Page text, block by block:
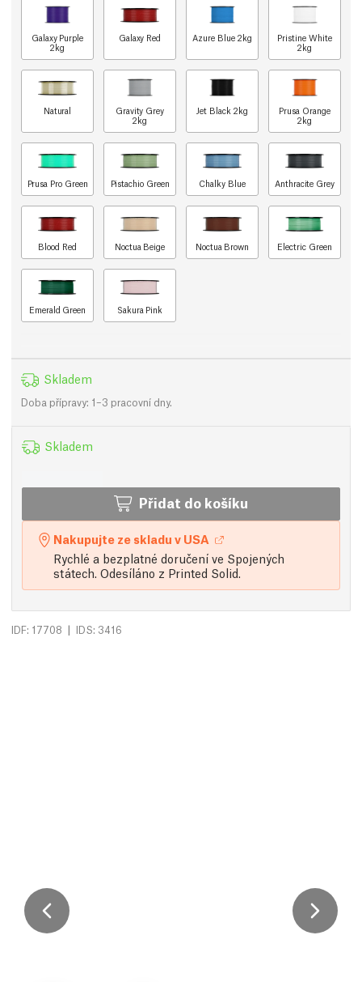
Galaxy Purple
2kg
Galaxy Red Azure Blue 2kg
Pristine White
2kg
Natural
Gravity Grey
2kg
Jet Black 2kg
Prusa Orange
2kg
Prusa Pro Green Pistachio Green Chalky Blue Anthracite Grey
Blood Red Noctua Beige Noctua Brown Electric Green
Emerald Green Sakura Pink
Skladem
Doba přípravy: 1–3 pracovní dny.
Skladem
Přidat do košíku
Nakupujte ze skladu v USA
Rychlé a bezplatné doručení ve Spojených
státech. Odesíláno z Printed Solid.
IDF: 17708 | IDS: 3416